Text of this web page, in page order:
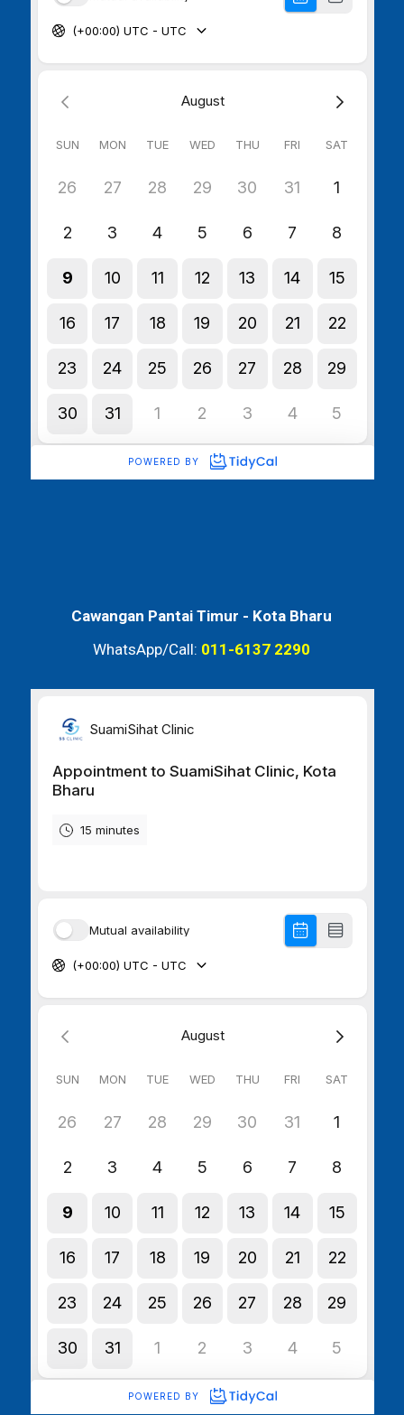
Cawangan Pantai Timur - Kota Bharu
WhatsApp/Call: 011-6137 2290